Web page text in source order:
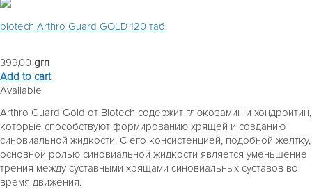
biotech Arthro Guard GOLD 120 таб.
399,00 grn
Add to cart
Available
Arthro Guard Gold от Biotech содержит глюкозамин и хондроитин,
которые способствуют формированию хрящей и созданию
синовиальной жидкости. С его консистенцией, подобной желтку,
основной ролью синовиальной жидкости является уменьшение
трения между суставными хрящами синовиальных суставов во
время движения.